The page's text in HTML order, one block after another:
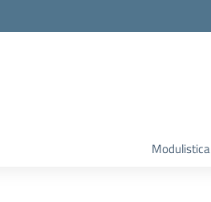
Modulistica